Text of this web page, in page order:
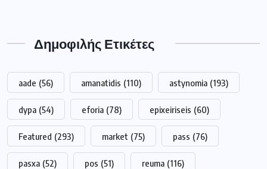
Δημοφιλής Ετικέτες
aade (56) amanatidis (110) astynomia (193)
dypa (54) eforia (78) epixeiriseis (60)
Featured (293) market (75) pass (76)
pasxa (52) pos (51) reuma (116)